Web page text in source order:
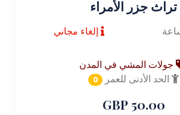
تراث جزر الأمراء
إلغاء مجاني
جولات المشي في المدن
الحد الأدنى للعمر
0
50.00 GBP